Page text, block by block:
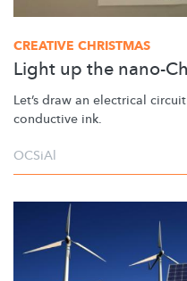
CREATIVE CHRISTMAS
Light up the nano-
Let’s draw an electrical
conductive ink.
OCSiAl